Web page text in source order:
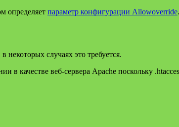
определяет параметр конфигурации Allowoverride.
некоторых случаях это требуется.
в качестве веб-сервера Apache поскольку